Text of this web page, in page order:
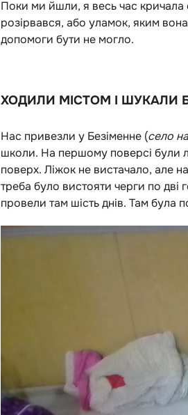
Поки ми йшли, я весь час кричала
розірвався, або уламок, яким
допомоги бути не могло.
ХОДИЛИ МІСТОМ І ШУКАЛИ
Нас привезли у Безіменне (село
школи. На першому поверсі були
поверх. Ліжок не вистачало, але
треба було вистояти черги по
провели там шість днів. Там була